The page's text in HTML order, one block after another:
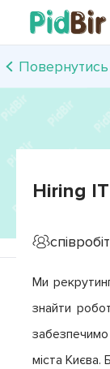
Hiring
Ми
знайти
міста Києва.